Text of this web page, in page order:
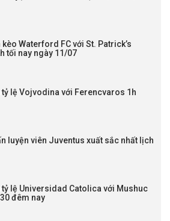
Waterford FC với St. Patrick’s
tối nay ngày 11/07
tỷ lệ Vojvodina với Ferencvaros 1h
luyện viên Juventus xuất sắc nhất lịch
tỷ lệ Universidad Catolica với Mushuc
đêm nay